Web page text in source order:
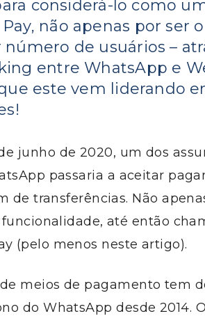
considerá-lo como
não apenas por ser
de usuários –
entre WhatsApp e
este vem liderando
junho de 2020, um dos
passaria a aceitar
de transferências. Não
até então
(pelo menos neste artigo).
meios de pagamento tem
do WhatsApp desde 2014.